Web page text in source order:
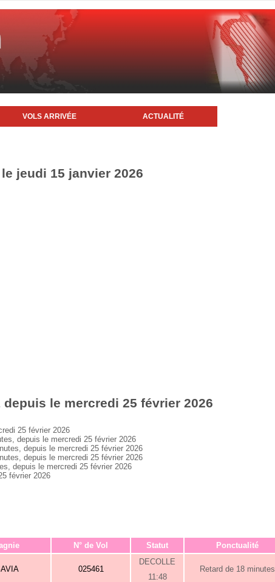
VOLS ARRIVÉE ACTUALITÉ
jeudi 15 janvier 2026
le mercredi 25 février 2026
25 février 2026
depuis le mercredi 25 février 2026
depuis le mercredi 25 février 2026
depuis le mercredi 25 février 2026
depuis le mercredi 25 février 2026
février 2026
N° de Vol Statut Ponctualité
025461
DECOLLE
11:48
Retard de 18 minutes